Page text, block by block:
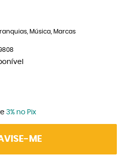
Música Marcas
3% no Pix
ME